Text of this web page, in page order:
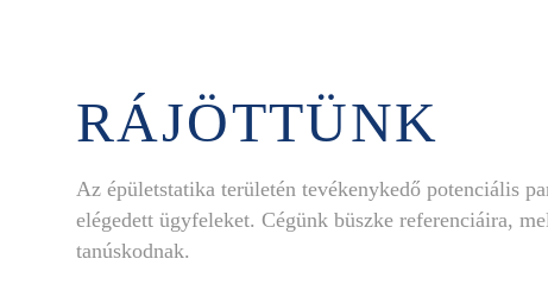
RÁJÖTTÜNK
Az épületstatika területén tevékenykedő potenciális
elégedett ügyfeleket. Cégünk büszke referenciáira,
tanúskodnak.